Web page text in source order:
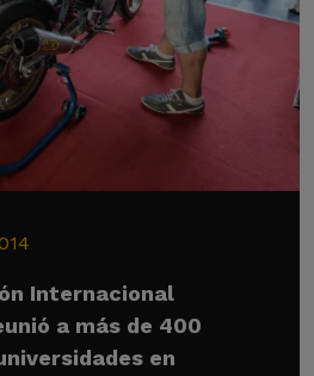
Internacional
a más de 400
en